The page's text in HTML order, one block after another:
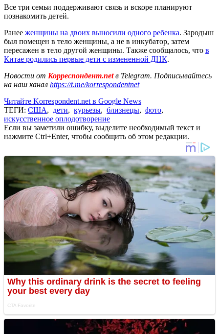
Все три семьи поддерживают связь и вскоре планируют
познакомить детей.
Ранее женщины на двоих выносили одного ребенка. Зародыш
был помещен в тело женщины, а не в инкубатор, затем
пересажен в тело другой женщины. Также сообщалось, что в
Китае родились первые дети с измененной ДНК.
Новости от Корреспондент.netв Telegram. Подписывайтесь
на наш канал https://t.me/korrespondentnet
Читайте Korrespondent.net в Google News
ТЕГИ: США, дети, курьезы, близнецы, фото,
искусственное оплодотворение
Если вы заметили ошибку, выделите необходимый текст и
нажмите Ctrl+Enter, чтобы сообщить об этом редакции.